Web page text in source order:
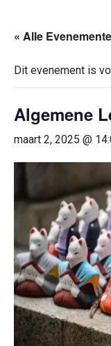
« Alle
Dit evenement is
Algemene
maart 2, 2025 @